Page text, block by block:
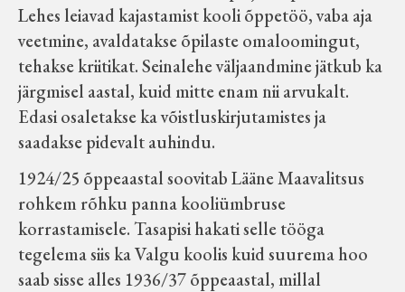
Lehes leiavad kajastamist kooli õppetöö, vaba aja
veetmine, avaldatakse õpilaste omaloomingut,
tehakse kriitikat. Seinalehe väljaandmine jätkub ka
järgmisel aastal, kuid mitte enam nii arvukalt.
Edasi osaletakse ka võistluskirjutamistes ja
saadakse pidevalt auhindu.
1924/25 õppeaastal soovitab Lääne Maavalitsus
rohkem rõhku panna kooliümbruse
korrastamisele. Tasapisi hakati selle tööga
tegelema siis ka Valgu koolis kuid suurema hoo
saab sisse alles 1936/37 õppeaastal, millal